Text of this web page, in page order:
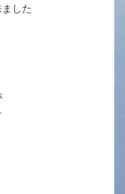
した